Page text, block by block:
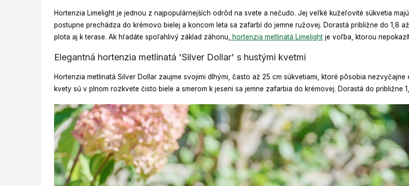
Hortenzia Limelight je jednou z najpopulárnejších odrôd na svete a nečudo. Jej veľké kužeľovité súkvetia
postupne prechádza do krémovo bielej a koncom leta sa zafarbí do jemne ružovej. Dorastá približne do 1,8
plota aj k terase. Ak hľadáte spoľahlivý základ záhonu,
hortenzia metlinatá Limelight je voľba, ktorou
Elegantná hortenzia metlinatá 'Silver Dollar' s hustými kvetmi
Hortenzia metlinatá Silver Dollar zaujme svojimi dlhými, často až 25 cm súkvetiami, ktoré pôsobia
kvety sú v plnom rozkvete čisto biele a smerom k jeseni sa jemne zafarbia do krémovej. Dorastá do približne